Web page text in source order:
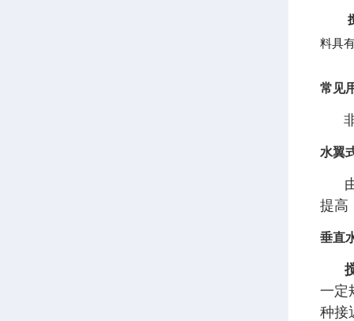
料具
常见
非
水翼
由
提高
垂直
一定
种接